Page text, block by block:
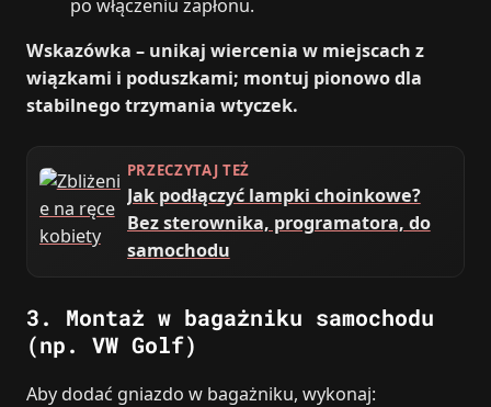
po włączeniu zapłonu.
Wskazówka – unikaj wiercenia w miejscach z
wiązkami i poduszkami; montuj pionowo dla
stabilnego trzymania wtyczek.
PRZECZYTAJ TEŻ
Jak podłączyć lampki choinkowe?
Bez sterownika, programatora, do
samochodu
3. Montaż w bagażniku samochodu
(np. VW Golf)
Aby dodać gniazdo w bagażniku, wykonaj: